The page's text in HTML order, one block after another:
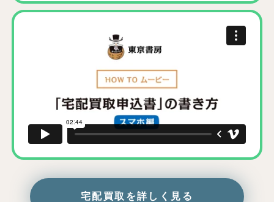
宅配買取を詳しく見る